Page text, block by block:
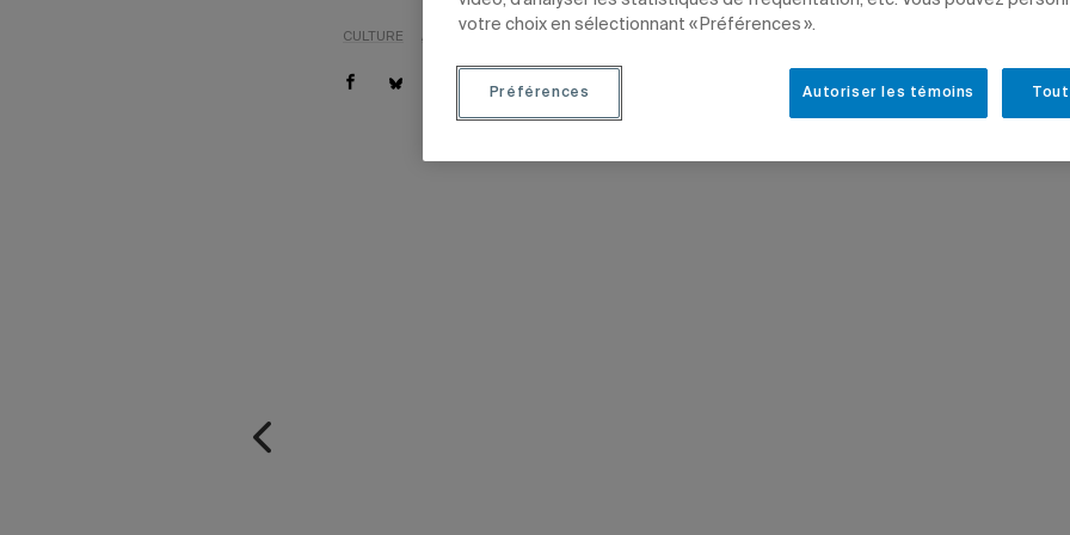
CULTURE
votre choix en sélectionnant « Préférences ».
Autoriser les témoins
Préférences